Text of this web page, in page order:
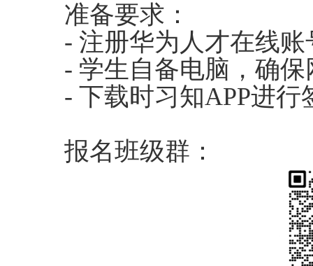
准备要求：
- 注册华为人才在线
- 学生自备电脑，确
- 下载时习知APP进行
报名班级群：